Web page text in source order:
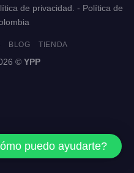
de privacidad. - Política de
BLOG TIENDA
© YPP
puedo ayudarte?